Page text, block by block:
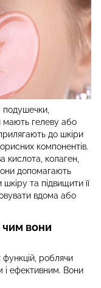
подушечки,
мають гелеву або
до шкіри
компонентів.
кислота, колаген,
допомагають
та підвищити її
вдома або
чим вони
функцій, роблячи
і ефективним. Вони